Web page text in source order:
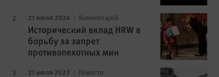
21 июня 2024 Комментарий
Исторический вклад HRW в
борьбу за запрет
противопехотных мин
21 июля 2023 Новости